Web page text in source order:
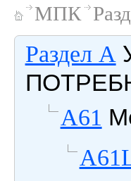
МПК
Раздел A
A61